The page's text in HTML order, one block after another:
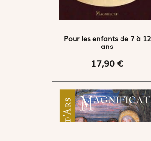
Pour les enfants de 7 à 12
ans
17,90 €